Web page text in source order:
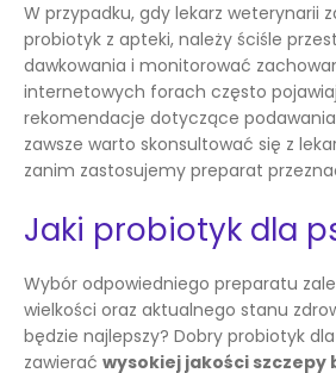
W przypadku, gdy lekarz weterynarii
probiotyk z apteki, należy ściśle
dawkowania i monitorować
internetowych forach często
rekomendacje dotyczące
zawsze warto skonsultować się z
zanim zastosujemy preparat
Jaki probiotyk dla
Wybór odpowiedniego preparatu
wielkości oraz aktualnego stanu
będzie najlepszy? Dobry probiotyk
zawierać wysokiej jakości szczepy